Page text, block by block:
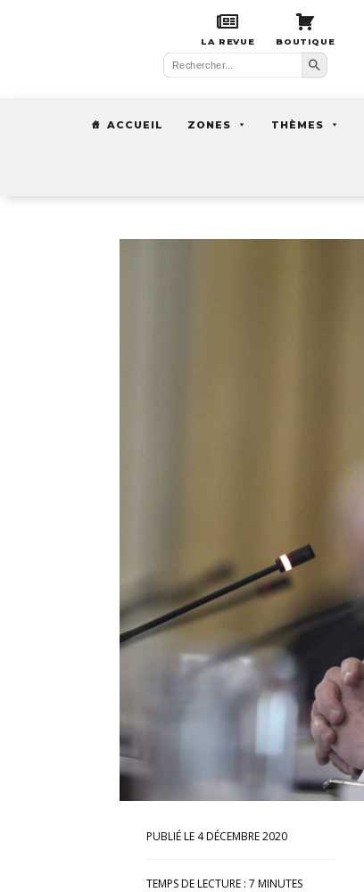
LA REVUE BOUTIQUE
Search
for:
Search Button
ACCUEIL ZONES THÈMES
4 DÉCEMBRE 2020
TEMPS DE LECTURE : 7 MINUTES